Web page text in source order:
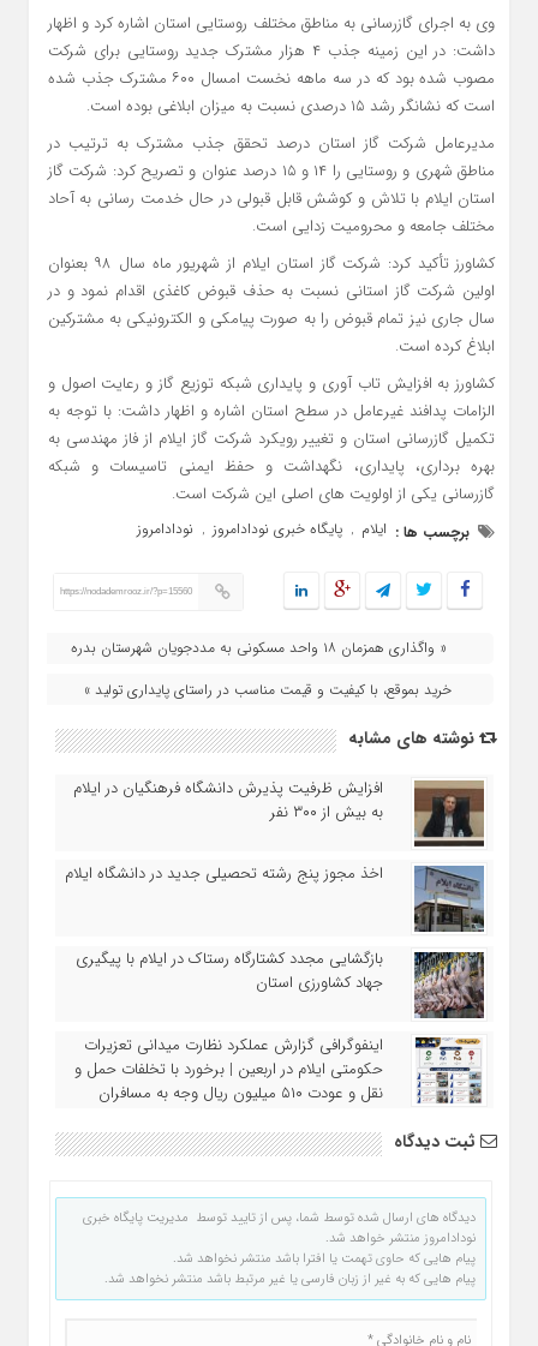
وی به اجرای گازرسانی به مناطق مختلف روستایی استان اشاره کرد و اظهار
داشت: در این زمینه جذب ۴ هزار مشترک جدید روستایی برای شرکت
مصوب شده بود که در سه ماهه نخست امسال ۶۰۰ مشترک جذب شده
است که نشانگر رشد ۱۵ درصدی نسبت به میزان ابلاغی بوده است.
مدیرعامل شرکت گاز استان درصد تحقق جذب مشترک به ترتیب در
مناطق شهری و روستایی را ۱۴ و ۱۵ درصد عنوان و تصریح کرد: شرکت گاز
استان ایلام با تلاش و کوشش قابل قبولی در حال خدمت رسانی به آحاد
مختلف جامعه و محرومیت زدایی است.
کشاورز تأکید کرد: شرکت گاز استان ایلام از شهریور ماه سال ۹۸ بعنوان
اولین شرکت گاز استانی نسبت به حذف قبوض کاغذی اقدام نمود و در
سال جاری نیز تمام قبوض را به صورت پیامکی و الکترونیکی به مشترکین
ابلاغ کرده است.
کشاورز به افزایش تاب آوری و پایداری شبکه توزیع گاز و رعایت اصول و
الزامات پدافند غیرعامل در سطح استان اشاره و اظهار داشت: با توجه به
تکمیل گازرسانی استان و تغییر رویکرد شرکت گاز ایلام از فاز مهندسی به
بهره برداری، پایداری، نگهداشت و حفظ ایمنی تاسیسات و شبکه
گازرسانی یکی از اولویت های اصلی این شرکت است.
برچسب ها : ایلام , پایگاه خبری نودادامروز , نودادامروز
https://nodademrooz.ir/?p=15560
« واگذاری همزمان ۱۸ واحد مسکونی به مددجویان شھرستان بدره
خرید بموقع، با کیفیت و قیمت مناسب در راستای پایداری تولید »
نوشته های مشابه
افزایش ظرفیت پذیرش دانشگاه فرهنگیان در ایلام
به بیش از ۳۰۰ نفر
اخذ مجوز پنج رشته تحصیلی جدید در دانشگاه ايلام
بازگشایی مجدد کشتارگاه رستاک در ایلام با پیگیری
جهاد کشاورزی استان
اینفوگرافی گزارش عملکرد نظارت میدانی تعزیرات
حکومتی ایلام در اربعین | برخورد با تخلفات حمل‌ و
نقل و عودت ۵۱۰ میلیون ریال وجه به مسافران
ثبت دیدگاه
دیدگاه های ارسال شده توسط شما، پس از تایید توسط مدیریت پایگاه خبری
نودادامروز منتشر خواهد شد.
پیام هایی که حاوی تهمت یا افترا باشد منتشر نخواهد شد.
پیام هایی که به غیر از زبان فارسی یا غیر مرتبط باشد منتشر نخواهد شد.